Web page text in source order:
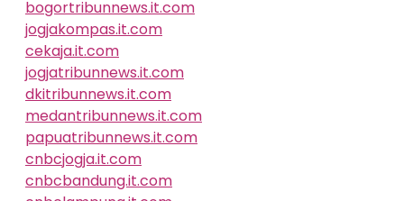
bogortribunnews.it.com
jogjakompas.it.com
cekaja.it.com
jogjatribunnews.it.com
dkitribunnews.it.com
medantribunnews.it.com
papuatribunnews.it.com
cnbcjogja.it.com
cnbcbandung.it.com